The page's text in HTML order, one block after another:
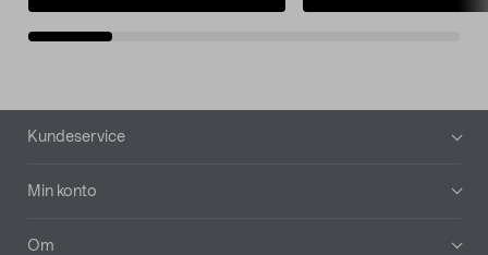
Bunntekst
Kundeservice
Min konto
Om